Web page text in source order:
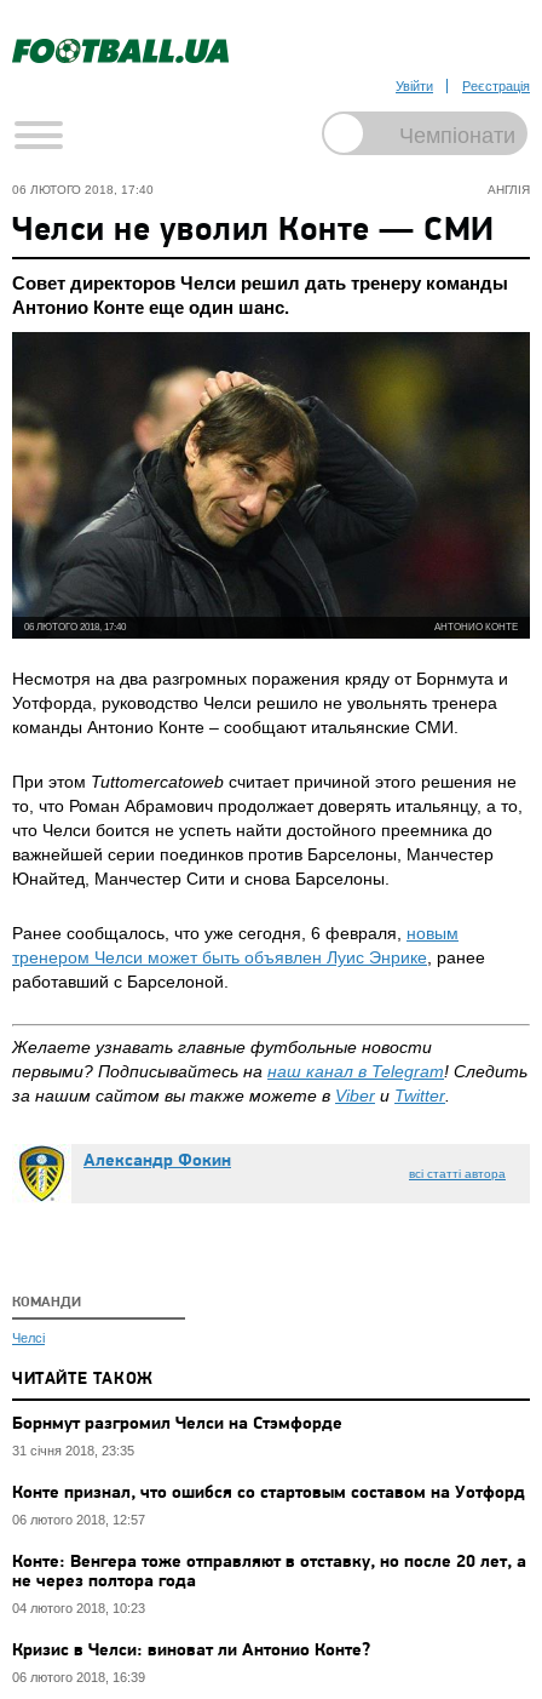
Увійти Реєстрація
АНГЛІЯ
06 ЛЮТОГО 2018, 17:40
Челси не уволил Конте — СМИ
Совет директоров Челси решил дать тренеру команды
Антонио Конте еще один шанс.
АНТОНИО КОНТЕ
06 ЛЮТОГО 2018, 17:40
Несмотря на два разгромных поражения кряду от Борнмута и
Уотфорда, руководство Челси решило не увольнять тренера
команды Антонио Конте – сообщают итальянские СМИ.
При этом Tuttomercatoweb считает причиной этого решения не
то, что Роман Абрамович продолжает доверять итальянцу, а то,
что Челси боится не успеть найти достойного преемника до
важнейшей серии поединков против Барселоны, Манчестер
Юнайтед, Манчестер Сити и снова Барселоны.
Ранее сообщалось, что уже сегодня, 6 февраля, новым
тренером Челси может быть объявлен Луис Энрике, ранее
работавший с Барселоной.
Желаете узнавать главные футбольные новости
первыми? Подписывайтесь на наш канал в Telegram! Следить
за нашим сайтом вы также можете в Viber и Twitter.
Александр Фокин
всі статті автора
КОМАНДИ
Челсі
ЧИТАЙТЕ ТАКОЖ
Борнмут разгромил Челси на Стэмфорде
31 січня 2018, 23:35
Конте признал, что ошибся со стартовым составом на Уотфорд
06 лютого 2018, 12:57
Конте: Венгера тоже отправляют в отставку, но после 20 лет, а
не через полтора года
04 лютого 2018, 10:23
Кризис в Челси: виноват ли Антонио Конте?
06 лютого 2018, 16:39